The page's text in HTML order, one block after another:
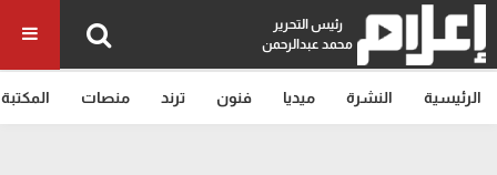
رئيس التحرير
محمد عبدالرحمن
الرئيسية النشرة ميديا فنون ترند منصات المكتبة